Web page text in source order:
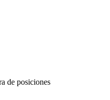
de posiciones